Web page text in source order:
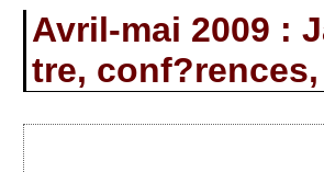
Avril-mai 2009 :
tre,